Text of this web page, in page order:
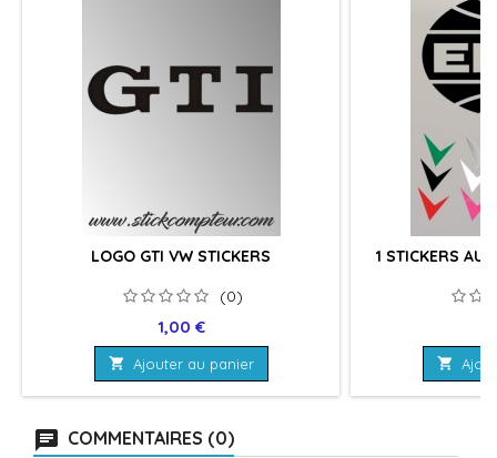
LOGO GTI VW STICKERS
(0)
Prix
1,00 €
 Ajouter au panier
1 STICKERS

COMMENTAIRES (0)